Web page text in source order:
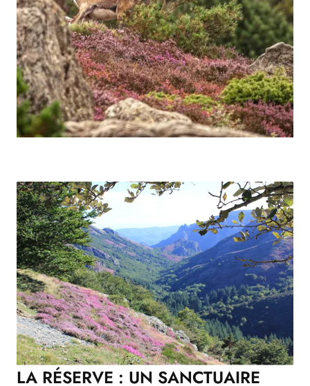
LA RÉSERVE : UN SANCTUAIRE